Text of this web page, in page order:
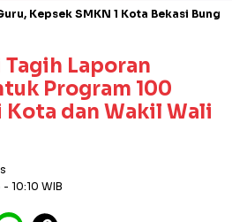
Kepsek SMKN 1 Kota Bekasi
Laporan
Program 100
Kota dan Wakil Wali
- 10:10 WIB